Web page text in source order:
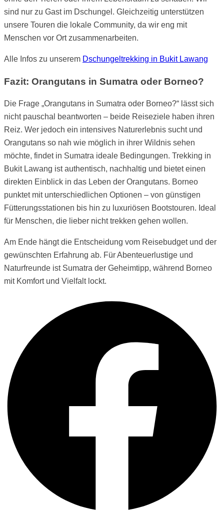
sind nur zu Gast im Dschungel. Gleichzeitig unterstützen
unsere Touren die lokale Community, da wir eng mit
Menschen vor Ort zusammenarbeiten.
Alle Infos zu unserem Dschungeltrekking in Bukit Lawang
Fazit: Orangutans in Sumatra oder Borneo?
Die Frage „Orangutans in Sumatra oder Borneo?“ lässt sich
nicht pauschal beantworten – beide Reiseziele haben ihren
Reiz. Wer jedoch ein intensives Naturerlebnis sucht und
Orangutans so nah wie möglich in ihrer Wildnis sehen
möchte, findet in Sumatra ideale Bedingungen. Trekking in
Bukit Lawang ist authentisch, nachhaltig und bietet einen
direkten Einblick in das Leben der Orangutans. Borneo
punktet mit unterschiedlichen Optionen – von günstigen
Fütterungsstationen bis hin zu luxuriösen Bootstouren. Ideal
für Menschen, die lieber nicht trekken gehen wollen.
Am Ende hängt die Entscheidung vom Reisebudget und der
gewünschten Erfahrung ab. Für Abenteuerlustige und
Naturfreunde ist Sumatra der Geheimtipp, während Borneo
mit Komfort und Vielfalt lockt.